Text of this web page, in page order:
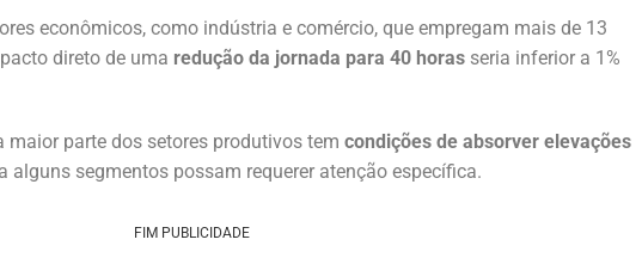
econômicos, como indústria e comércio, que empregam mais de 13
direto de uma redução da jornada para 40 horas seria inferior a 1%
maior parte dos setores produtivos tem condições de absorver elevações
alguns segmentos possam requerer atenção específica.
FIM PUBLICIDADE